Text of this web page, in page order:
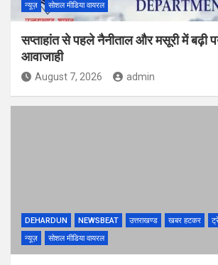
न्यूज़
सोशल मीडिया वायरल
सप्ताहांत से पहले नैनीताल और मसूरी में बढ़ी
आवाजाही
August 7, 2026 admin
DEHARDUN NEWSBEAT उत्तराखण्ड खबर हटकर
न्यूज़
सोशल मीडिया वायरल